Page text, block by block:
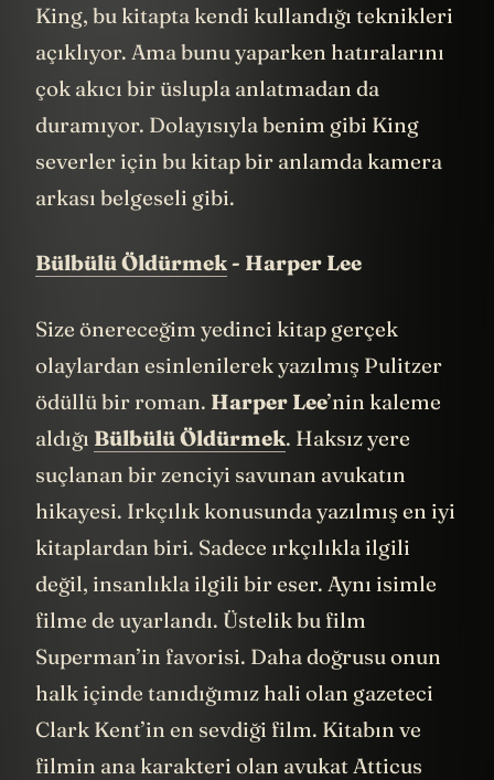
King, bu kitapta kendi kullandığı teknikleri
açıklıyor. Ama bunu yaparken hatıralarını
çok akıcı bir üslupla anlatmadan da
duramıyor. Dolayısıyla benim gibi King
severler için bu kitap bir anlamda kamera
arkası belgeseli gibi.
Bülbülü Öldürmek- Harper Lee
Size önereceğim yedinci kitap gerçek
olaylardan esinlenilerek yazılmış Pulitzer
ödüllü bir roman. Harper Lee’nin kaleme
aldığı Bülbülü Öldürmek. Haksız yere
suçlanan bir zenciyi savunan avukatın
hikayesi. Irkçılık konusunda yazılmış en iyi
kitaplardan biri. Sadece ırkçılıkla ilgili
değil, insanlıkla ilgili bir eser. Aynı isimle
filme de uyarlandı. Üstelik bu film
Superman’in favorisi. Daha doğrusu onun
halk içinde tanıdığımız hali olan gazeteci
Clark Kent’in en sevdiği film. Kitabın ve
filmin ana karakteri olan avukat Atticus